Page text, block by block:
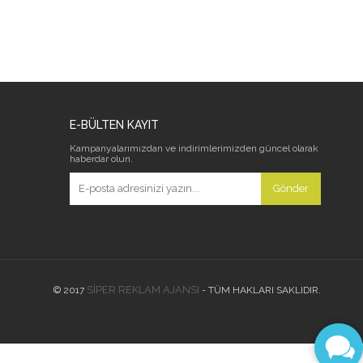
E-BÜLTEN KAYIT
Kampanyalarımızdan ve indirimlerimizden güncel olarak
haberdar olun.
Gönder
© 2017 SİPER REKLAM AJANSI - TÜM HAKLARI SAKLIDIR.